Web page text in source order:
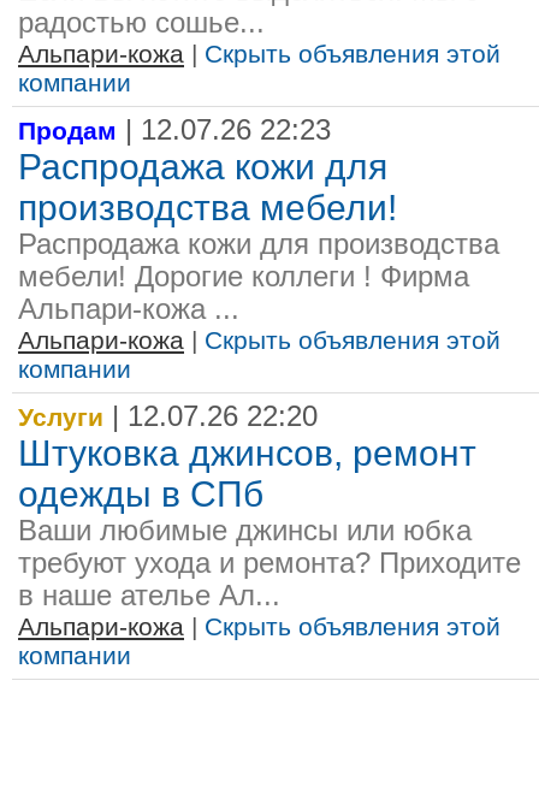
радостью сошье...
Альпари-кожа | Скрыть объявления этой
компании
Продам | 12.07.26 22:23
Распродажа кожи для
производства мебели!
Распродажа кожи для производства
мебели! Дорогие коллеги ! Фирма
Альпари-кожа ...
Альпари-кожа | Скрыть объявления этой
компании
Услуги | 12.07.26 22:20
Штуковка джинсов, ремонт
одежды в СПб
Ваши любимые джинсы или юбка
требуют ухода и ремонта? Приходите
в наше ателье Ал...
Альпари-кожа | Скрыть объявления этой
компании